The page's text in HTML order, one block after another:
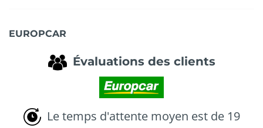
EUROPCAR
Évaluations des clients
Le temps d'attente moyen est de 19